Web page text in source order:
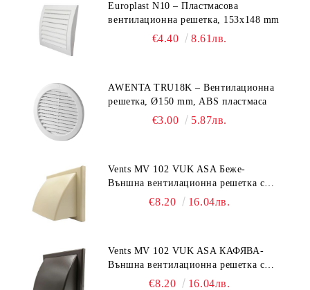
Europlast N10 – Пластмасова
вентилационна решетка, 153x148 mm
€4.40 8.61лв.
AWENTA TRU18K – Вентилационна
решетка, Ø150 mm, ABS пластмаса
€3.00 5.87лв.
Vents MV 102 VUK ASA Беже-
Външна вентилационна решетка с
гравитачна клапа Ø 100, Ø 125,
€8.20 16.04лв.
Vents MV 102 VUK ASA КАФЯВА-
Външна вентилационна решетка с
гравитачна клапа Ø 100, Ø 125,
€8.20 16.04лв.